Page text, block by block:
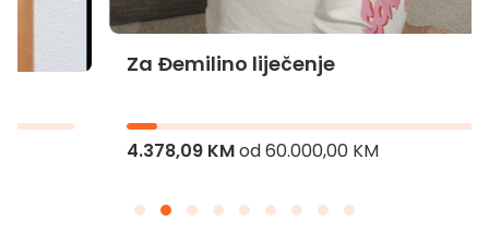
Za Đemilino liječenje
4.378,09 KMod60.000,00 KM